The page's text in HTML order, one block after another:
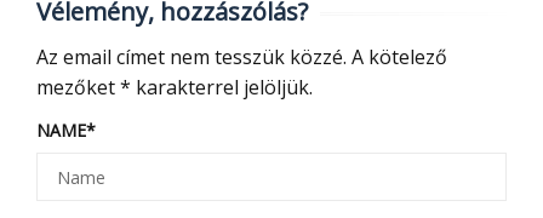
Vélemény, hozzászólás?
Az email címet nem tesszük közzé. A kötelező
mezőket* karakterrel jelöljük.
NAME*